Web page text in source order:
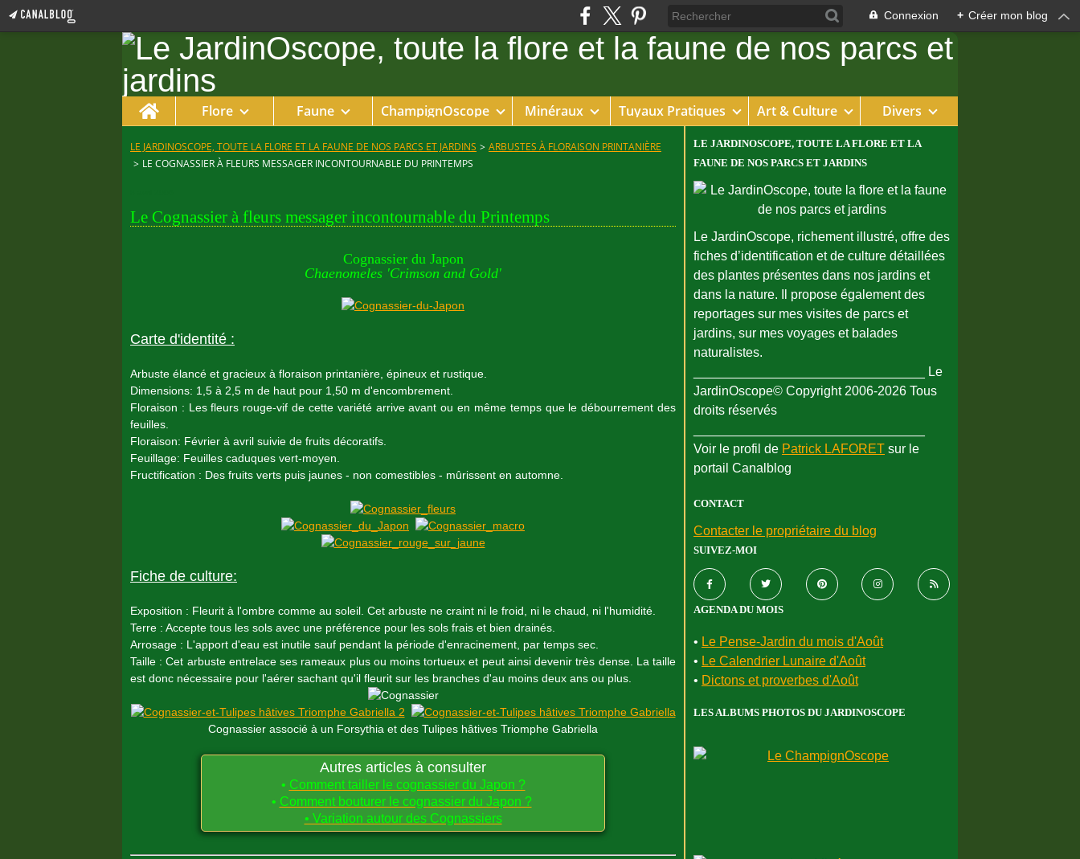
Connexion + Créer mon blog
Home Flore Faune ChampignOscope Minéraux Tuyaux Pratiques Art & Culture Divers
LE JARDINOSCOPE, TOUTE LA FLORE ET LA FAUNE DE NOS PARCS ET JARDINS > ARBUSTES À FLORAISON PRINTANIÈRE
> LE COGNASSIER À FLEURS MESSAGER INCONTOURNABLE DU PRINTEMPS
Le Cognassier à fleurs messager incontournable du Printemps
Cognassier du Japon
Chaenomeles 'Crimson and Gold'
Carte d'identité :
Arbuste élancé et gracieux à floraison printanière, épineux et rustique.
Dimensions: 1,5 à 2,5 m de haut pour 1,50 m d'encombrement.
Floraison : Les fleurs rouge-vif de cette variété arrive avant ou en même temps que le débourrement des
feuilles.
Floraison: Février à avril suivie de fruits décoratifs.
Feuillage: Feuilles caduques vert-moyen.
Fructification : Des fruits verts puis jaunes - non comestibles - mûrissent en automne.
Fiche de culture:
Exposition : Fleurit à l'ombre comme au soleil. Cet arbuste ne craint ni le froid, ni le chaud, ni l'humidité.
Terre : Accepte tous les sols avec une préférence pour les sols frais et bien drainés.
Arrosage : L'apport d'eau est inutile sauf pendant la période d'enracinement, par temps sec.
Taille : Cet arbuste entrelace ses rameaux plus ou moins tortueux et peut ainsi devenir très dense. La taille
est donc nécessaire pour l'aérer sachant qu'il fleurit sur les branches d'au moins deux ans ou plus.
Cognassier associé à un Forsythia et des Tulipes hâtives Triomphe Gabriella
Autres articles à consulter
• Comment tailler le cognassier du Japon ?
• Comment bouturer le cognassier du Japon ?
• Variation autour des Cognassiers
LE JARDINOSCOPE, TOUTE LA FLORE ET LA
FAUNE DE NOS PARCS ET JARDINS
Le JardinOscope, richement illustré, offre des
fiches d’identification et de culture détaillées
des plantes présentes dans nos jardins et
dans la nature. Il propose également des
reportages sur mes visites de parcs et
jardins, sur mes voyages et balades
naturalistes.
________________________________ Le
JardinOscope© Copyright 2006-2026 Tous
droits réservés
Voir le profil de Patrick LAFORET sur le
portail Canalblog
CONTACT
Contacter le propriétaire du blog
SUIVEZ-MOI
AGENDA DU MOIS
• Le Pense-Jardin du mois d'Août
• Le Calendrier Lunaire d'Août
• Dictons et proverbes d'Août
LES ALBUMS PHOTOS DU JARDINOSCOPE